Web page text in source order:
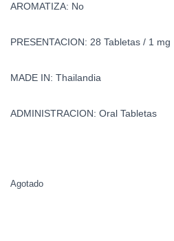
AROMATIZA: No
PRESENTACION: 28 Tabletas / 1 mg
MADE IN: Thailandia
ADMINISTRACION: Oral Tabletas
Agotado